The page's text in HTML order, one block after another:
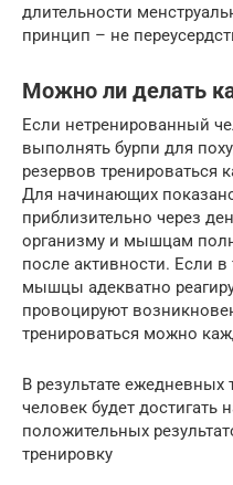
длительности
принцип – не
Можно ли делать
Если нетренированный
выполнять бурпи для
резервов
Для начинающих
приблизительно через
организму и мышцам
после активности. Если
мышцы адекватно
провоцируют
тренироваться можно
В результате
человек будет достигать
положительных
тренировку